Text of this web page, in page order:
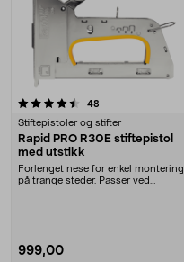
48
Stiftepistoler og stifter
Rapid PRO R30E stiftepistol
med utstikk
Forlenget nese for enkel montering
på trange steder. Passer ved
999,00
4.5 av 5 stjerner